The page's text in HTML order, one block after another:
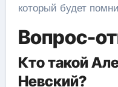
который будет
Вопрос-
Кто такой
Невский?